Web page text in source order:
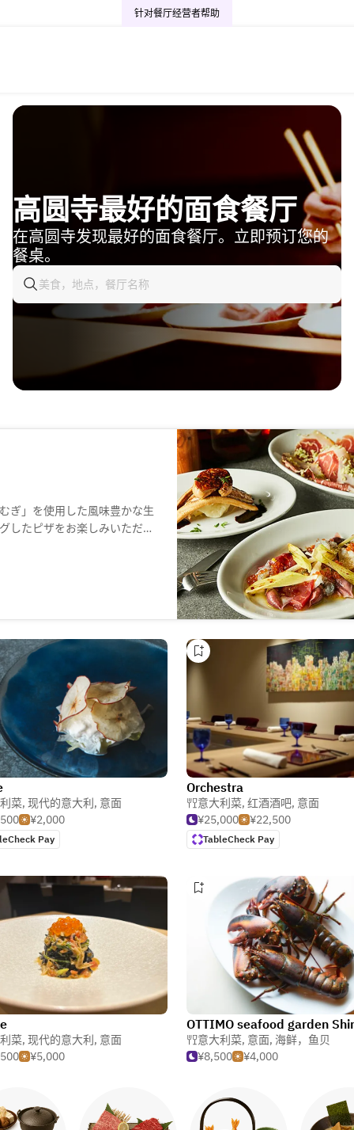
针对餐厅经营者帮助
高圆寺最好的面食餐厅
在高圆寺发现最好的面食餐厅。立即预订您的
餐桌。
ぎ」を使用した風味豊かな生
したピザをお楽しみいただけ
菜, 现代的意大利, 意面
¥2,000
Pay
Orchestra
意大利菜, 红酒酒吧, 意面
¥25,000
¥22,500
TableCheck Pay
菜, 现代的意大利, 意面
¥5,000
意大利菜, 意面, 海鲜，鱼贝
¥8,500
¥4,000